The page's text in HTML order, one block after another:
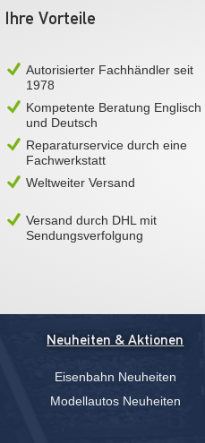
Ihre Vorteile
Autorisierter Fachhändler seit
1978
Kompetente Beratung Englisch
und Deutsch
Reparaturservice durch eine
Fachwerkstatt
Weltweiter Versand
Versand durch DHL mit
Sendungsverfolgung
Neuheiten & Aktionen
Eisenbahn Neuheiten
Modellautos Neuheiten